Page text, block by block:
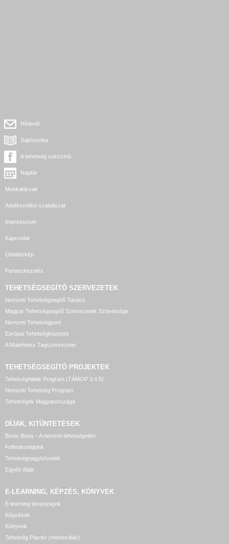
Hírlevél
Sajtószoba
A tehetség sokszínű
Naptár
Munkatársak
Adatkezelési szabályzat
Impresszum
Kapcsolat
Oldaltérkép
Panaszkezelés
TEHETSÉGSEGÍTŐ SZERVEZETEK
Nemzeti Tehetségsegítő Tanács
Magyar Tehetségsegítő Szervezetek Szövetsége
Nemzeti Tehetségpont
Európai Tehetségközpont
A Matehetsz Tagszervezetei
TEHETSÉGSEGÍTŐ PROJEKTEK
Tehetséghidak Program (TÁMOP 3.4.5)
Nemzeti Tehetség Program
Tehetségek Magyarországa
DÍJAK, KITÜNTETÉSEK
Bonis Bona – A nemzet tehetségeiért
Felfedezettjeink
Tehetségnagykövetek
Egyéb díjak
E-LEARNING, KÉPZÉS, KÖNYVEK
E-learning tananyagok
Képzések
Könyvek
Tehetség Piactér (mentorálás)